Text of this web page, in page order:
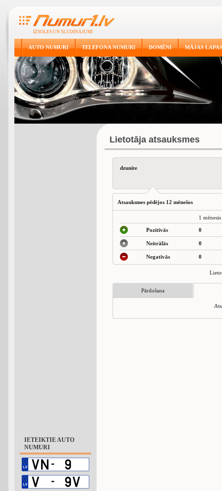
IZSOLES UN SLUDINĀJUMI
AUTO NUMURI TELEFONA NUMURI DOMĒNI MĀJAS LAPAS
IETEIKTIE AUTO
NUMURI
Lietotāja atsauksmes
dzunite
Atsauksmes pēdējos 12 mēnešos
1 mēnesis
Pozitīvās 0
Neitrālās 0
Negatīvās 0
Pārdošana